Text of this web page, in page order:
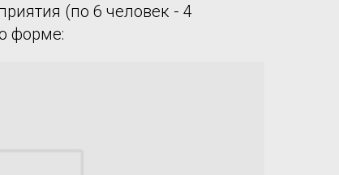
(по 6 человек - 4
форме: